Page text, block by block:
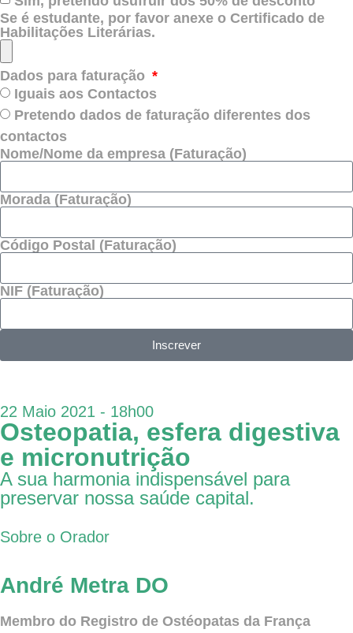
Se é estudante, por favor anexe o Certificado de
Habilitações Literárias.
Dados para faturação
Iguais aos Contactos
Pretendo dados de faturação diferentes dos
contactos
Nome/Nome da empresa (Faturação)
Morada (Faturação)
Código Postal (Faturação)
NIF (Faturação)
Inscrever
22 Maio 2021 - 18h00
Osteopatia, esfera digestiva
e micronutrição
A sua harmonia indispensável para
preservar nossa saúde capital.
Sobre o Orador
André Metra DO
Membro do Registro de Ostéopatas da França